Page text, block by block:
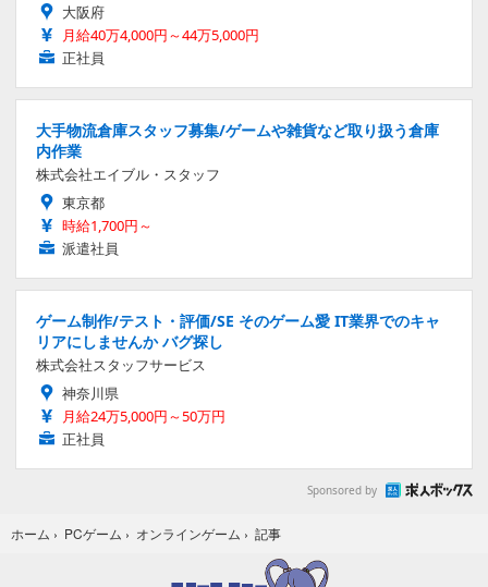
大阪府
月給40万4,000円～44万5,000円
正社員
大手物流倉庫スタッフ募集/ゲームや雑貨など取り扱う倉庫
内作業
株式会社エイブル・スタッフ
東京都
時給1,700円～
派遣社員
ゲーム制作/テスト・評価/SE そのゲーム愛 IT業界でのキャ
リアにしませんか バグ探し
株式会社スタッフサービス
神奈川県
月給24万5,000円～50万円
正社員
Sponsored by
ホーム › PCゲーム › オンラインゲーム › 記事